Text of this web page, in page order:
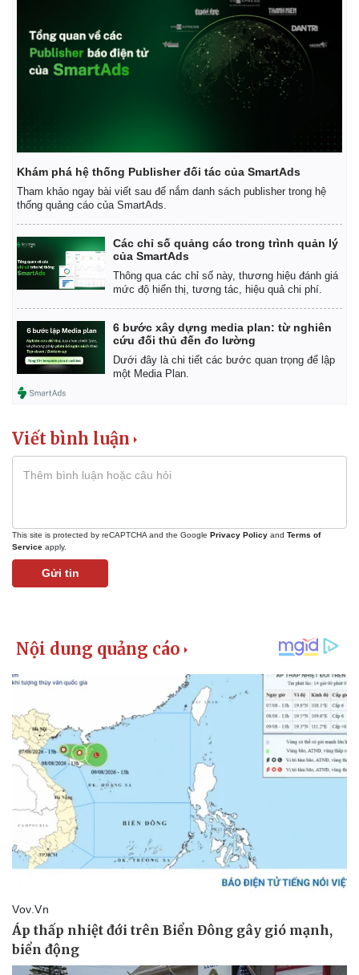
Vụ án
Tin nóng
Tư vấn luật
Quân sự - Quốc phòng
Vũ khí
Việt Nam
Phân tích
Khám phá hệ thống Publisher đối tác của SmartAds
Tham khảo ngay bài viết sau để nắm danh sách publisher trong hệ
thống quảng cáo của SmartAds.
Các chỉ số quảng cáo trong trình quản lý
của SmartAds
Thông qua các chỉ số này, thương hiệu đánh giá
mức độ hiển thị, tương tác, hiệu quả chi phí.
6 bước xây dựng media plan: từ nghiên
cứu đối thủ đến đo lường
Dưới đây là chi tiết các bước quan trọng để lập
một Media Plan.
Viết bình luận
This site is protected by reCAPTCHA and the Google Privacy Policy and Terms of
Service apply.
Gửi tin